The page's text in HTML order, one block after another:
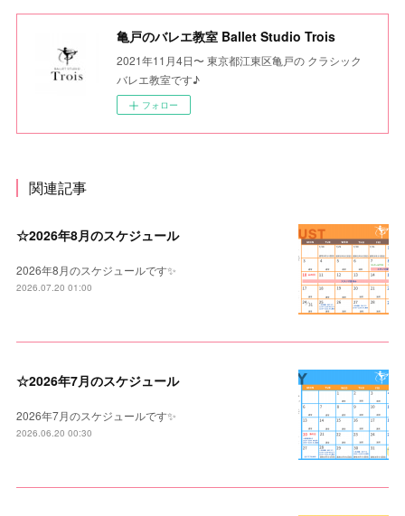
亀戸のバレエ教室 Ballet Studio Trois
2021年11月4日〜 東京都江東区亀戸の クラシック
バレエ教室です♪
フォロー
関連記事
☆2026年8月のスケジュール
2026年8月のスケジュールです✨
2026.07.20 01:00
☆2026年7月のスケジュール
2026年7月のスケジュールです✨
2026.06.20 00:30